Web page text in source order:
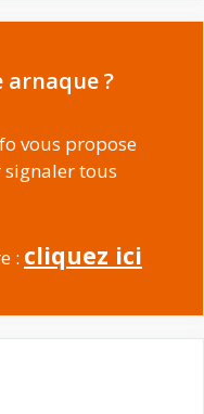
arnaque ?
vous propose
tous
: cliquez ici